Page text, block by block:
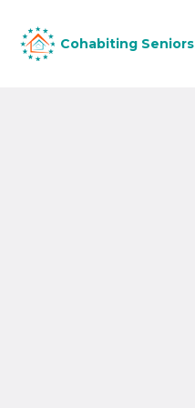
Cohabiting Seniors
Cohabiting Seniors